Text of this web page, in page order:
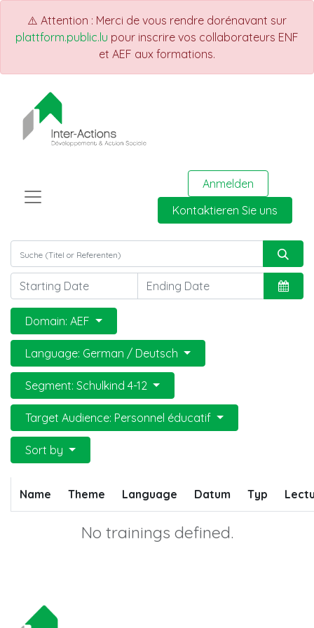
⚠️ Attention : Merci de vous rendre dorénavant sur
plattform.public.lu pour inscrire vos collaborateurs ENF
et AEF aux formations.
Anmelden
Kontaktieren Sie uns
Domain: AEF
Language: German / Deutsch
Segment: Schulkind 4-12
Target Audience: Personnel éducatif
Sort by
Name Theme Language Datum Typ
No trainings defined.